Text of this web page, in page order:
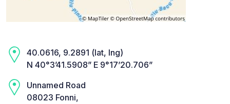
40.0616, 9.2891 (lat, lng)
N 40°3’41.5908” E 9°17’20.706”
Unnamed Road
08023 Fonni,